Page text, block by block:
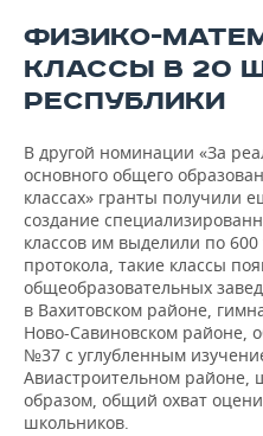
ФИЗИКО-
КЛАССЫ В 20
РЕСПУБЛИКИ
В другой номинации «За
основного общего
классах» гранты получили
создание
классов им выделили по
протокола, такие классы
общеобразовательных
в Вахитовском районе,
Ново-Савиновском районе,
№37 с углубленным
Авиастроительном районе,
образом, общий охват
школьников.